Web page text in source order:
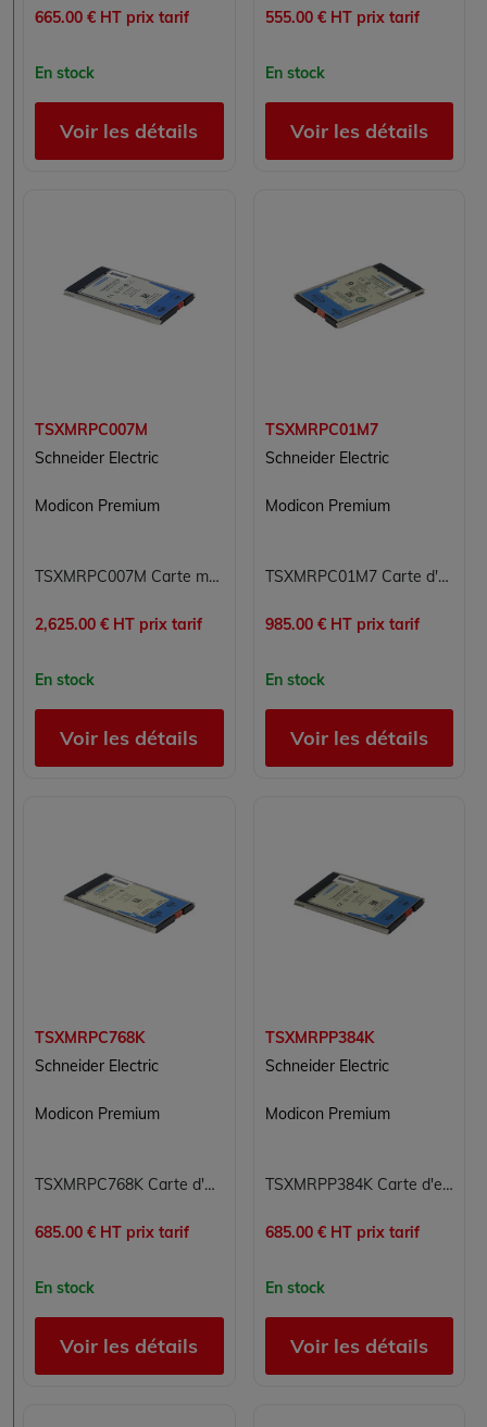
665.00 € HT prix tarif
En stock
Voir les détails
555.00 € HT prix tarif
En stock
Voir les détails
TSXMRPC007M
Schneider Electric
Modicon Premium
TSXMRPC007M Carte mémoire SRAM PCMCIA configurable 7 Mo - Extension mémoire Modicon Premium Schneider Electric
2,625.00 € HT prix tarif
En stock
Voir les détails
TSXMRPC01M7
Schneider Electric
Modicon Premium
TSXMRPC01M7 Carte d'extension de mémoire SRAM 17 Mo Modicon Premium Schneider Electric 1700 Ko
985.00 € HT prix tarif
En stock
Voir les détails
TSXMRPC768K
Schneider Electric
Modicon Premium
TSXMRPC768K Carte d'extension de mémoire SRAM 768 Ko Modicon Premium Schneider Electric
685.00 € HT prix tarif
En stock
Voir les détails
TSXMRPP384K
Schneider Electric
Modicon Premium
TSXMRPP384K Carte d'extension de mémoire SRAM 354 Ko Modicon Premium Schneider Electric
685.00 € HT prix tarif
En stock
Voir les détails